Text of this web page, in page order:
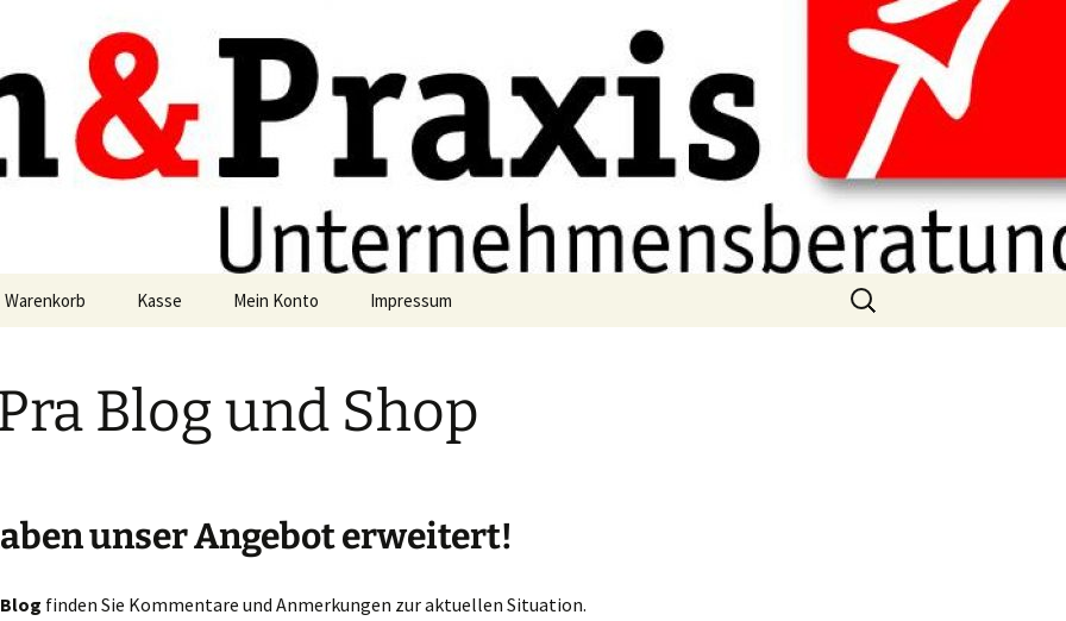
Warenkorb Kasse Mein Konto Impressum
Suchen
nach:
Blog und Shop
unser Angebot erweitert!
finden Sie Kommentare und Anmerkungen zur aktuellen Situation.